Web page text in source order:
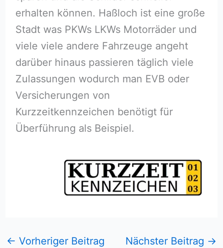
erhalten können. Haßloch⁠ ist eine große
Stadt was PKWs LKWs Motorräder und
viele viele andere Fahrzeuge angeht
darüber hinaus passieren täglich viele
Zulassungen wodurch man EVB oder
Versicherungen von
Kurzzeitkennzeichen benötigt für
Überführung als Beispiel.
← Vorheriger Beitrag Nächster Beitrag →